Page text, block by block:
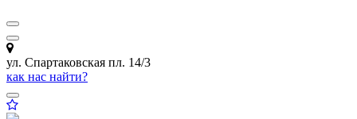
ул. Спартаковская пл. 14/3
как нас найти?